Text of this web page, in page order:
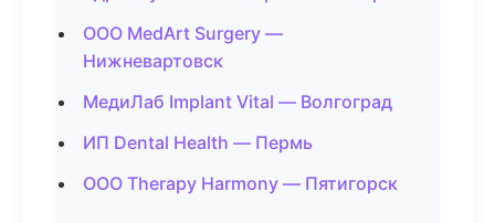
ООО MedArt Surgery —
Нижневартовск
МедиЛаб Implant Vital — Волгоград
ИП Dental Health — Пермь
ООО Therapy Harmony — Пятигорск